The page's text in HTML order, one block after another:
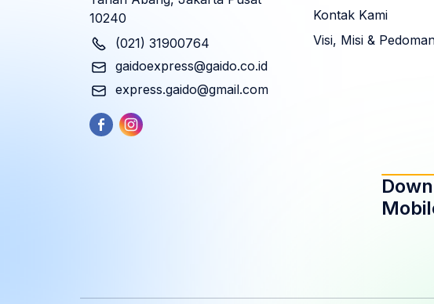
10240
(021) 31900764
gaidoexpress@gaido.co.id
express.gaido@gmail.com
Kontak Kami
Visi, Misi &